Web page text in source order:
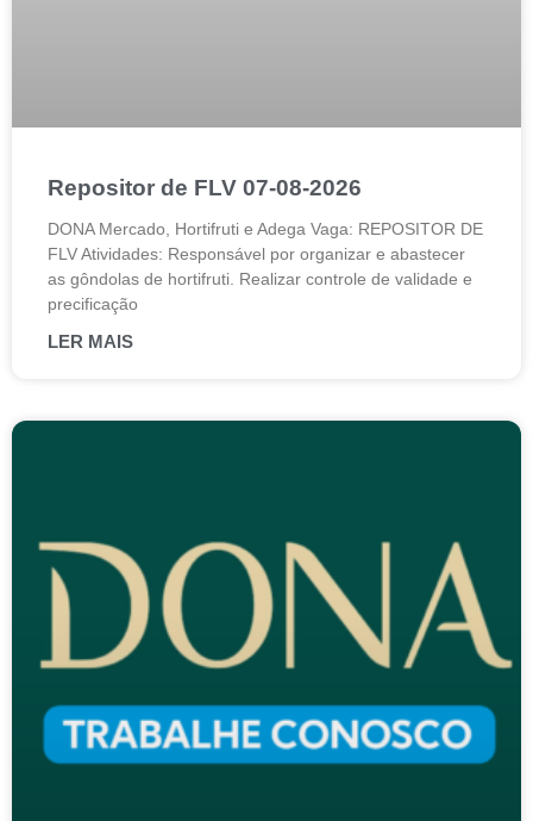
Repositor de FLV 07-08-2026
DONA Mercado, Hortifruti e Adega Vaga: REPOSITOR DE
FLV Atividades: Responsável por organizar e abastecer
as gôndolas de hortifruti. Realizar controle de validade e
precificação
LER MAIS